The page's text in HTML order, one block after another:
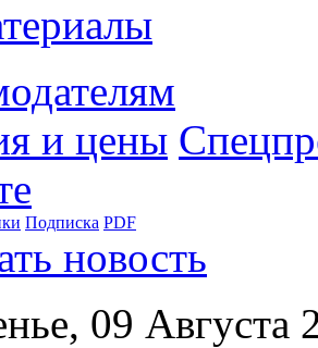
и цены
Подписка PDF
новость
09 Августа